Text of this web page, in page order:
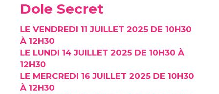
Dole Secret
LE VENDREDI 11 JUILLET 2025 DE 10H30
À 12H30
LE LUNDI 14 JUILLET 2025 DE 10H30 À
12H30
LE MERCREDI 16 JUILLET 2025 DE 10H30
À 12H30